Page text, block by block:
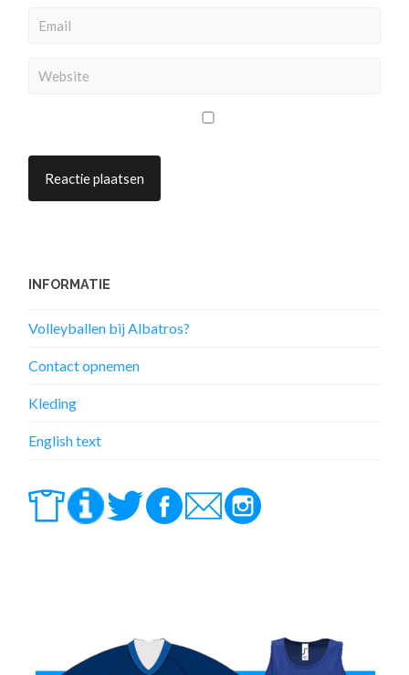
INFORMATIE
Volleyballen bij Albatros?
Contact opnemen
Kleding
English text